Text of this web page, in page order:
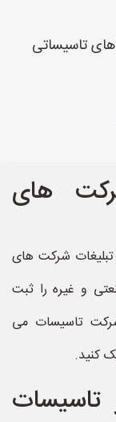
تاسیساتی
های
شرکت های
و غیره را ثبت
تاسیسات می
کنید.
تاسیسات